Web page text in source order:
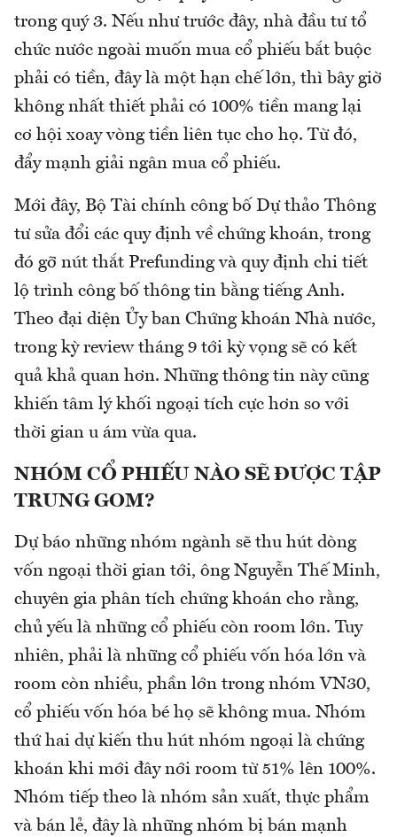
trong quý 3. Nếu như trước đây, nhà đầu tư tổ
chức nước ngoài muốn mua cổ phiếu bắt buộc
phải có tiền, đây là một hạn chế lớn, thì bây giờ
không nhất thiết phải có 100% tiền mang lại
cơ hội xoay vòng tiền liên tục cho họ. Từ đó,
đẩy mạnh giải ngân mua cổ phiếu.
Mới đây, Bộ Tài chính công bố Dự thảo Thông
tư sửa đổi các quy định về chứng khoán, trong
đó gỡ nút thắt Prefunding và quy định chi tiết
lộ trình công bố thông tin bằng tiếng Anh.
Theo đại diện Ủy ban Chứng khoán Nhà nước,
trong kỳ review tháng 9 tới kỳ vọng sẽ có kết
quả khả quan hơn. Những thông tin này cũng
khiến tâm lý khối ngoại tích cực hơn so với
thời gian u ám vừa qua.
NHÓM CỔ PHIẾU NÀO SẼ ĐƯỢC TẬP
TRUNG GOM?
Dự báo những nhóm ngành sẽ thu hút dòng
vốn ngoại thời gian tới, ông Nguyễn Thế Minh,
chuyên gia phân tích chứng khoán cho rằng,
chủ yếu là những cổ phiếu còn room lớn. Tuy
nhiên, phải là những cổ phiếu vốn hóa lớn và
room còn nhiều, phần lớn trong nhóm VN30,
cổ phiếu vốn hóa bé họ sẽ không mua. Nhóm
thứ hai dự kiến thu hút nhóm ngoại là chứng
khoán khi mới đây nới room từ 51% lên 100%.
Nhóm tiếp theo là nhóm sản xuất, thực phẩm
và bán lẻ, đây là những nhóm bị bán mạnh